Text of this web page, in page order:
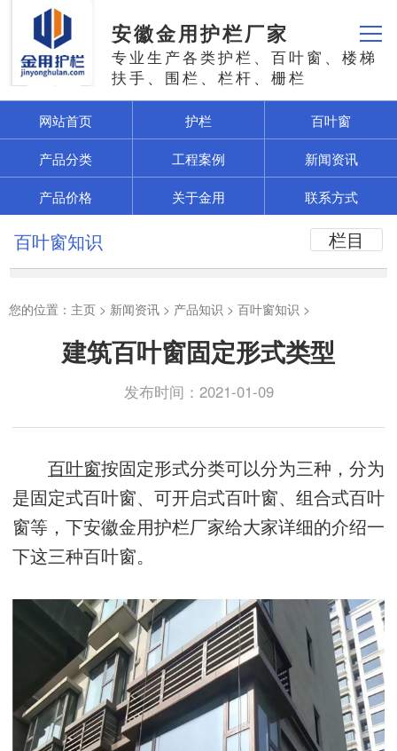
安徽金用护栏厂家
专业生产各类护栏、百叶窗、楼梯
扶手、围栏、栏杆、栅栏
网站首页 护栏
百叶窗
产品分类
工程案例
新闻资讯
产品价格
关于金用 联系方式
栏目
百叶窗知识
您的位置： 主页 > 新闻资讯 > 产品知识 > 百叶窗知识 >
建筑百叶窗固定形式类型
发布时间：2021-01-09
百叶窗按固定形式分类可以分为三种，分为
是固定式百叶窗、可开启式百叶窗、组合式百叶
窗等，下安徽金用护栏厂家给大家详细的介绍一
下这三种百叶窗。